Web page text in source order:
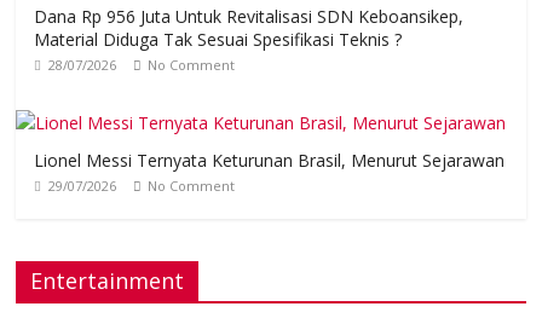
Dana Rp 956 Juta Untuk Revitalisasi SDN Keboansikep,
Material Diduga Tak Sesuai Spesifikasi Teknis ?
28/07/2026 No Comment
Lionel Messi Ternyata Keturunan Brasil, Menurut Sejarawan
29/07/2026 No Comment
Entertainment